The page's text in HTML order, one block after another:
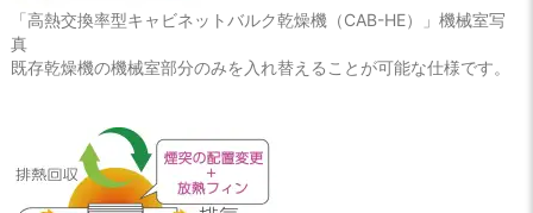
「高熱交換率型キャビネットバルク乾燥機（CAB-HE）」機械室写
真
既存乾燥機の機械室部分のみを入れ替えることが可能な仕様です。